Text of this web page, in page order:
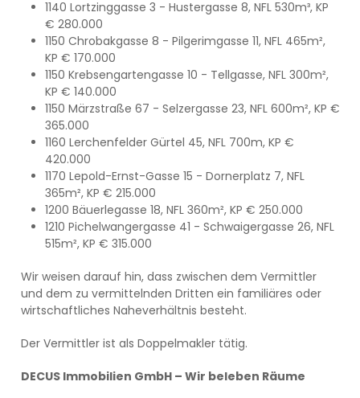
1140 Lortzinggasse 3 - Hustergasse 8, NFL 530m³, KP
€ 280.000
1150 Chrobakgasse 8 - Pilgerimgasse 11, NFL 465m²,
KP € 170.000
1150 Krebsengartengasse 10 - Tellgasse, NFL 300m²,
KP € 140.000
1150 Märzstraße 67 - Selzergasse 23, NFL 600m², KP €
365.000
1160 Lerchenfelder Gürtel 45, NFL 700m, KP €
420.000
1170 Lepold-Ernst-Gasse 15 - Dornerplatz 7, NFL
365m², KP € 215.000
1200 Bäuerlegasse 18, NFL 360m², KP € 250.000
1210 Pichelwangergasse 41 - Schwaigergasse 26, NFL
515m², KP € 315.000
Wir weisen darauf hin, dass zwischen dem Vermittler
und dem zu vermittelnden Dritten ein familiäres oder
wirtschaftliches Naheverhältnis besteht.
Der Vermittler ist als Doppelmakler tätig.
DECUS Immobilien GmbH – Wir beleben Räume